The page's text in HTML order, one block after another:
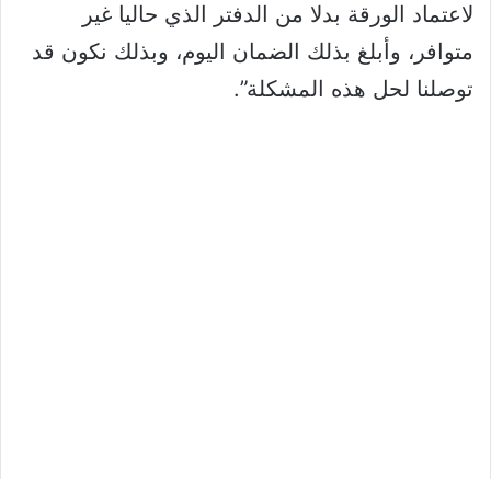
لاعتماد الورقة بدلا من الدفتر الذي حاليا غير
متوافر، وأبلغ بذلك الضمان اليوم، وبذلك نكون قد
توصلنا لحل هذه المشكلة”.